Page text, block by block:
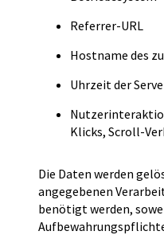
Referrer-URL
Hostname des
Uhrzeit der
Klicks, Scroll-
Die Daten werden
angegebenen
benötigt werden,